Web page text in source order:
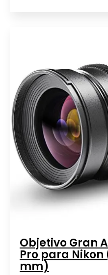
Objetivo Gran
Pro para Nikon
mm)